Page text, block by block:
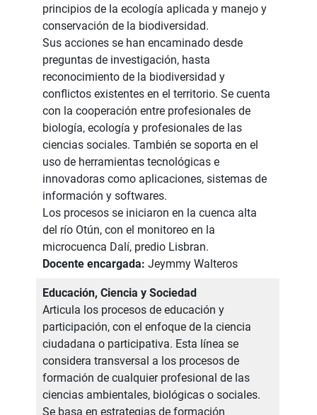
principios de la ecología aplicada y manejo y
conservación de la biodiversidad.
Sus acciones se han encaminado desde
preguntas de investigación, hasta
reconocimiento de la biodiversidad y
conflictos existentes en el territorio. Se cuenta
con la cooperación entre profesionales de
biología, ecología y profesionales de las
ciencias sociales. También se soporta en el
uso de herramientas tecnológicas e
innovadoras como aplicaciones, sistemas de
información y softwares.
Los procesos se iniciaron en la cuenca alta
del río Otún, con el monitoreo en la
microcuenca Dalí, predio Lisbran.
Docente encargada: Jeymmy Walteros
Educación, Ciencia y Sociedad
Articula los procesos de educación y
participación, con el enfoque de la ciencia
ciudadana o participativa. Esta línea se
considera transversal a los procesos de
formación de cualquier profesional de las
ciencias ambientales, biológicas o sociales.
Se basa en estrategias de formación